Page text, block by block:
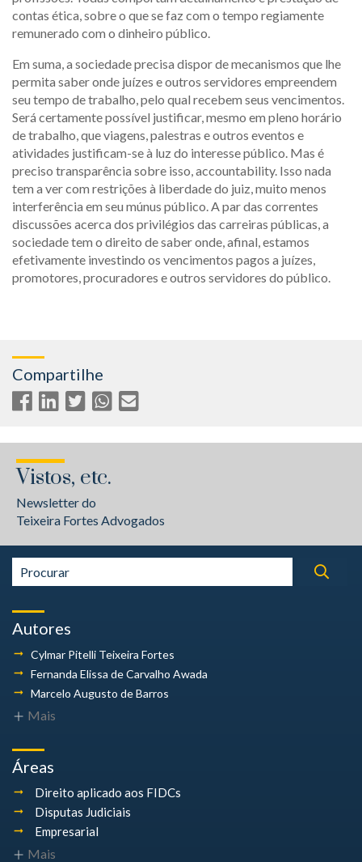
contas ética, sobre o que se faz com o tempo regiamente
remunerado com o dinheiro público.
Em suma, a sociedade precisa dispor de mecanismos que lhe
permita saber onde juízes e outros servidores empreendem
seu tempo de trabalho, pelo qual recebem seus vencimentos.
Será certamente possível justificar, mesmo em pleno horário
de trabalho, que viagens, palestras e outros eventos e
atividades justificam-se à luz do interesse público. Mas é
preciso transparência sobre isso, accountability. Isso nada
tem a ver com restrições à liberdade do juiz, muito menos
interferência em seu múnus público. A par das correntes
discussões acerca dos privilégios das carreiras públicas, a
sociedade tem o direito de saber onde, afinal, estamos
efetivamente investindo os vencimentos pagos a juízes,
promotores, procuradores e outros servidores do público.
Compartilhe
Vistos, etc.
Newsletter do
Teixeira Fortes Advogados
Autores
Cylmar Pitelli Teixeira Fortes
Fernanda Elissa de Carvalho Awada
Marcelo Augusto de Barros
Mais
Áreas
Direito aplicado aos FIDCs
Disputas Judiciais
Empresarial
Mais